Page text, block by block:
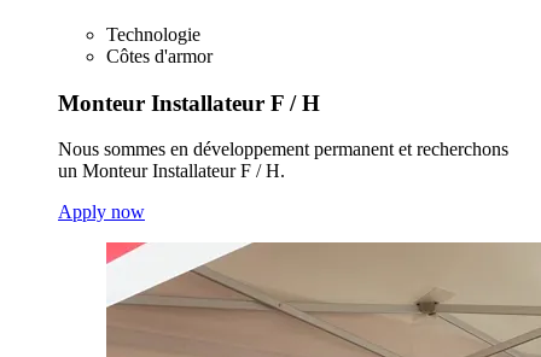
Technologie
Côtes d'armor
Monteur Installateur F / H
Nous sommes en développement permanent et recherchons
un Monteur Installateur F / H.
Apply now